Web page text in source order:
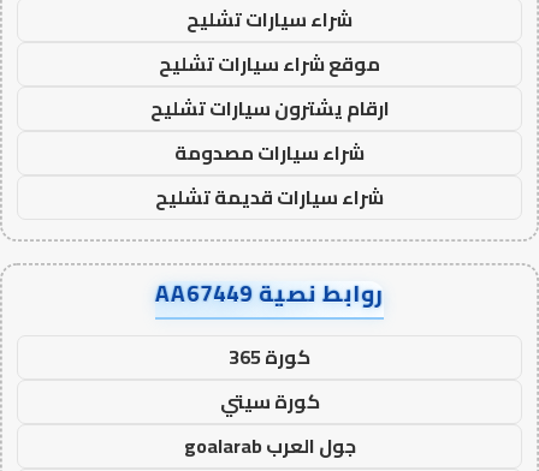
شراء سيارات تشليح
موقع شراء سيارات تشليح
ارقام يشترون سيارات تشليح
شراء سيارات مصدومة
شراء سيارات قديمة تشليح
روابط نصية AA67449
كورة 365
كورة سيتي
جول العرب goalarab